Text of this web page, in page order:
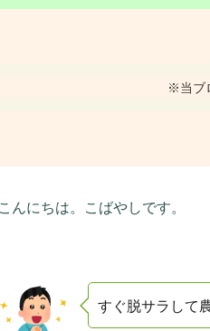
※当ブ
こんにちは。こばやしです。
すぐ脱サラして